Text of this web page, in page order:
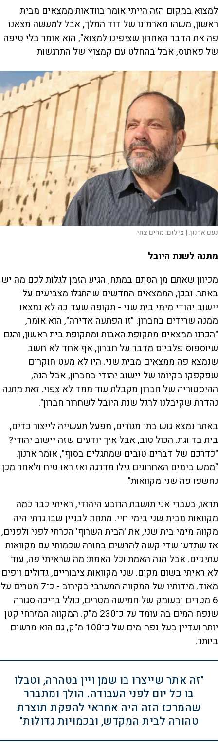
למצוא במקום הזה הייתי אומר בוודאות ממצאים מבית
ראשון, משהו מארמונו של דוד המלך, אבל למעשה מצאנו
פה את הדבר האחרון שציפינו למצוא", הוא אומר בלי טיפה
של פאתוס, אבל בהחלט עם קמצוץ של התרגשות.
נעם ארנון. | צילום:מרים צחי
מתנה לשנת היובל
מכיוון שאתם מן הסתם במתח, הגיע הזמן לגלות לכם מה יש
באתר. ובכן, הממצאים החדשים שהתגלו מצביעים על
יישוב יהודי מימי בית שני - תקופה שעד כה לא נמצאו
ממנה שרידים בחברון. "זו הפתעה אדירה", הוא אומר,
"הכרנו ממצאים מתקופת האבות ומתקופת בית ראשון, והגם
שיוספוס פלביוס מדבר על חברון, אף אחד לא חשב
שנמצא פה ממצאים מבית שני. היו לא מעט חוקרים
שפקפקו בקיומו של יישוב יהודי בחברון, אבל הנה,
ההיסטוריה של חברון מקבלת עוד ממד לא צפוי. זאת מתנה
נהדרת שקיבלנו לרגל שנת היובל לשחרור חברון".
באתר נמצא גוש בתי מגורים, מפעל תעשייה לייצור כדים,
בית בד וגת. הכול טוב, אבל איך יודעים שזה יישוב יהודי?
"כדרכם של דברים טובים שמתגלים בסוף", אומר ארנון.
"ממש בימים האחרונים גילו מדרגה ואז ראו טיח ולאחר מכן
נחשפו פה שני מקוואות".
תראו, בעברי אני תושבת הרובע היהודי, ראיתי כבר כמה
מקוואות מבית שני בימי חיי. מתחת לבניין שבו גרתי היה
מקווה מימי בית שני, את 'הבית השרוף' הכרתי לפני ולפנים,
אז שתדעו שדי קשה להרשים בחורה שכמותי עם מקוואות
עתיקים. אבל הנה האמת וכל האמת: מה שראיתי פה, עוד
לא ראיתי בשום מקום. שני מקוואות ציבוריים, גדולים ויפים
מאוד. מידותיו של המקווה המערבי בקירוב - כ־7 מטרים על
6 מטרים ובעומק של חמישה מטרים, כולל בריכה סגורה
שנפח המים בה עומד על כ־230 מ"ק. המקווה המזרחי קטן
יותר ועדיין בעל נפח מים של כ־100 מ"ק, גם הוא מרשים
ביותר.
"זה אתר שייצרו בו שמן ויין בטהרה, וטבלו
בו כל יום לפני העבודה. הולך ומתברר
שהמרכז הזה היה אחראי להפקת תוצרת
טהורה לבית המקדש, ובכמויות גדולות"